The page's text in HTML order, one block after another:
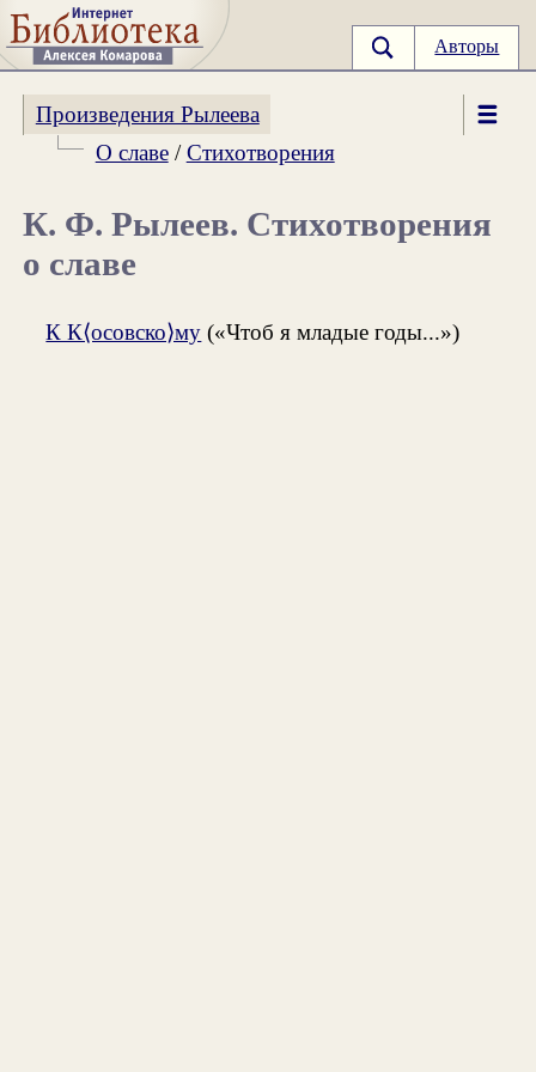
Авторы
Произведения Рылеева
О славе/Стихотворения
К. Ф. Рылеев. Стихотворения
о славе
К К⟨осовско⟩му («Чтоб я младые годы...»)